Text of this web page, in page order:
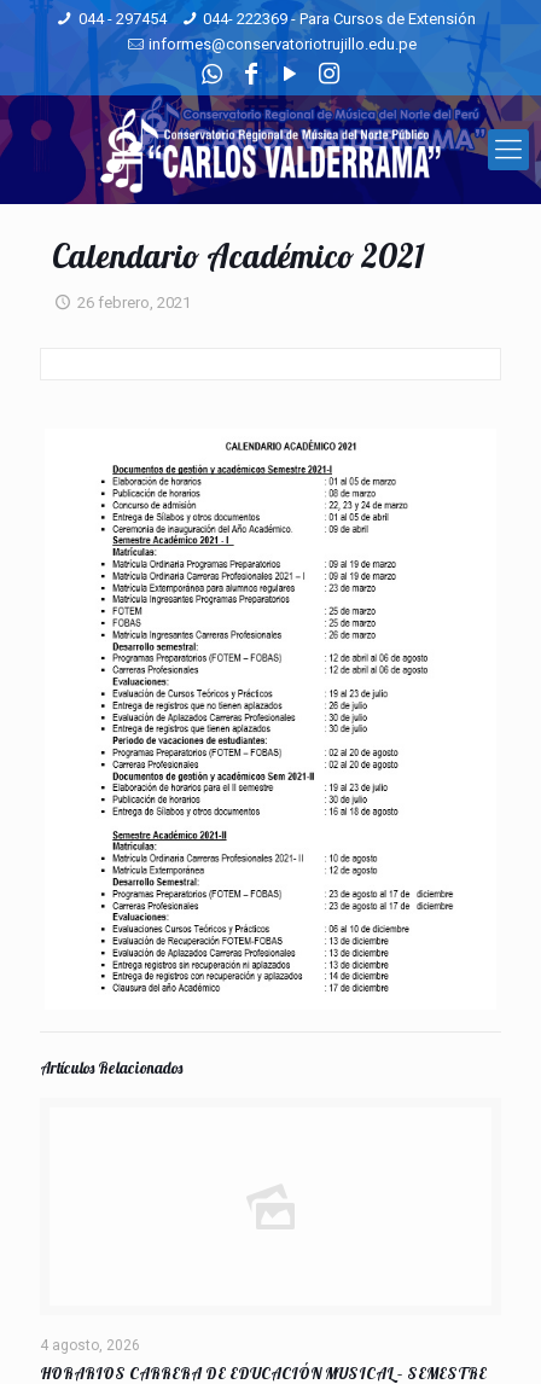
044 - 297454
044- 222369 - Para Cursos de Extensión
informes@conservatoriotrujillo.edu.pe
Calendario Académico 2021
26 febrero, 2021
Artículos Relacionados
4 agosto, 2026
HORARIOS CARRERA DE EDUCACIÓN MUSICAL – SEMESTRE